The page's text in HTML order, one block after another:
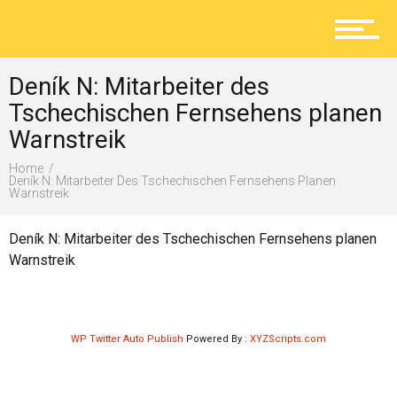
Lokal
Ratgeber
Service
Deník N: Mitarbeiter des
Tschechischen Fernsehens planen
Warnstreik
Home
Deník N: Mitarbeiter Des Tschechischen Fernsehens Planen
Warnstreik
Deník N: Mitarbeiter des Tschechischen Fernsehens planen
Warnstreik
WP Twitter Auto Publish Powered By : XYZScripts.com